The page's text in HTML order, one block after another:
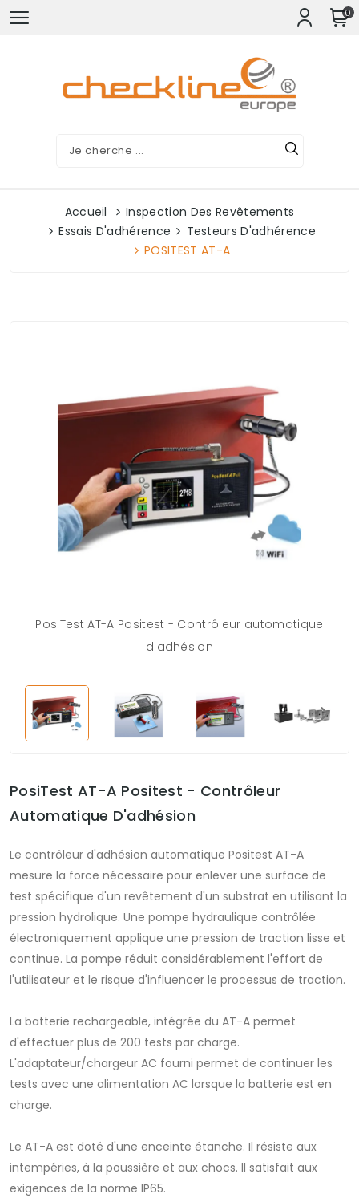
0
Accueil
Inspection Des Revêtements
Essais D'adhérence
Testeurs D'adhérence
POSITEST AT-A
PosiTest AT-A Positest - Contrôleur automatique
d'adhésion
PosiTest AT-A Positest - Contrôleur
Automatique D'adhésion
Le contrôleur d'adhésion automatique Positest AT-A
mesure la force nécessaire pour enlever une surface de
test spécifique d'un revêtement d'un substrat en utilisant la
pression hydrolique. Une pompe hydraulique contrôlée
électroniquement applique une pression de traction lisse et
continue. La pompe réduit considérablement l'effort de
l'utilisateur et le risque d'influencer le processus de traction.
La batterie rechargeable, intégrée du AT-A permet
d'effectuer plus de 200 tests par charge.
L'adaptateur/chargeur AC fourni permet de continuer les
tests avec une alimentation AC lorsque la batterie est en
charge.
Le AT-A est doté d'une enceinte étanche. Il résiste aux
intempéries, à la poussière et aux chocs. Il satisfait aux
exigences de la norme IP65.